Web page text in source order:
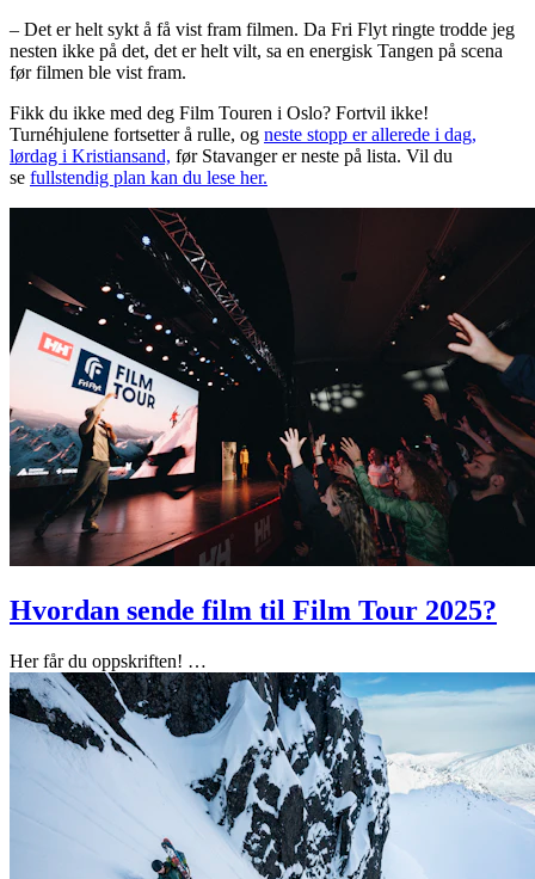
– Det er helt sykt å få vist fram filmen. Da Fri Flyt ringte trodde jeg
nesten ikke på det, det er helt vilt, sa en energisk Tangen på scena
før filmen ble vist fram.
Fikk du ikke med deg Film Touren i Oslo? Fortvil ikke!
Turnéhjulene fortsetter å rulle, og neste stopp er allerede i dag,
lørdag i Kristiansand, før Stavanger er neste på lista. Vil du
se fullstendig plan kan du lese her.
Hvordan sende film til Film Tour 2025?
Her får du oppskriften! …